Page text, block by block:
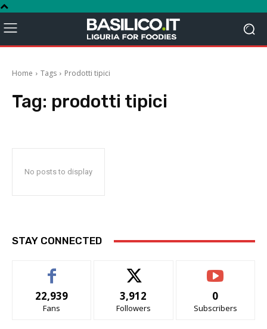
Home Tags Prodotti tipici
Tag: prodotti tipici
No posts to display
STAY CONNECTED
22,939
Fans
3,912
Followers
0
Subscribers